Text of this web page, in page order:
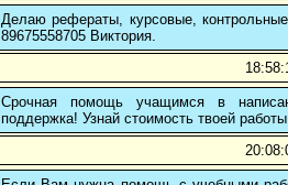
Делаю рефераты, курсовые,
89675558705 Виктория.
Срочная помощь учащимся в
поддержка! Узнай стоимость твоей